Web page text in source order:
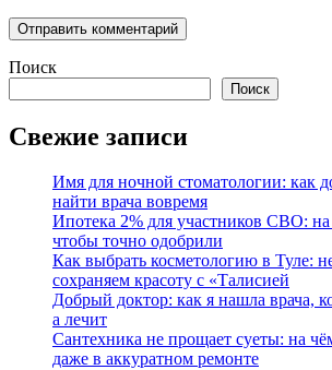
Поиск
Поиск
Свежие записи
Имя для ночной стоматологии: как
найти врача вовремя
Ипотека 2% для участников СВО: на
чтобы точно одобрили
Как выбрать косметологию в Туле:
сохраняем красоту с «Талисией
Добрый доктор: как я нашла врача,
а лечит
Сантехника не прощает суеты: на
даже в аккуратном ремонте